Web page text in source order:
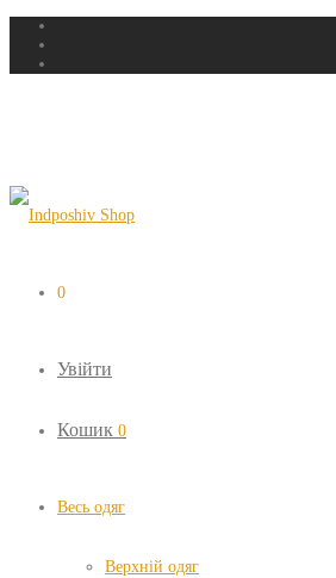
0
Увійти
Кошик 0
Весь одяг
Верхній одяг